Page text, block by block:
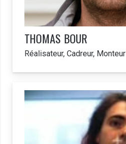
THOMAS BOUR
Réalisateur, Cadreur, Monteur